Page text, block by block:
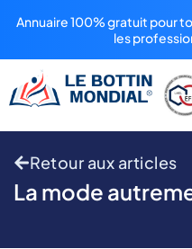
Annuaire 100% gratuit pour
les
Retour aux articles
La mode